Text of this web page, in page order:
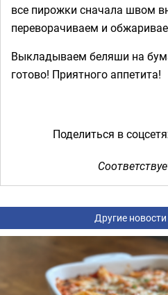
все пирожки сначала швом
переворачиваем и
Выкладываем беляши на
готово! Приятного аппетита!
Поделиться в
Другие новости